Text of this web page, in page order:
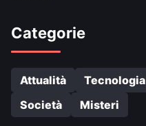
Categorie
Attualità Tecnologia
Società
Misteri